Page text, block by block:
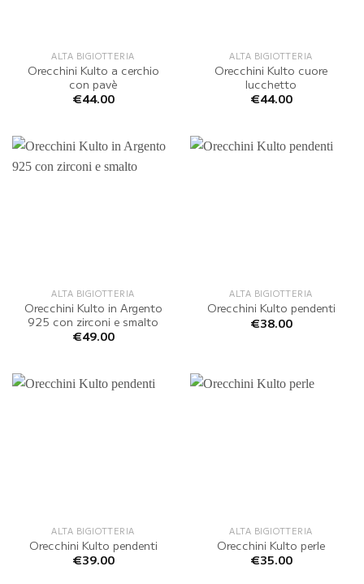
ALTA BIGIOTTERIA
Orecchini Kulto a cerchio
con pavè
€44.00
ALTA BIGIOTTERIA
Orecchini Kulto cuore
lucchetto
€44.00
ALTA BIGIOTTERIA
Orecchini Kulto in Argento
925 con zirconi e smalto
€49.00
ALTA BIGIOTTERIA
Orecchini Kulto pendenti
€38.00
ALTA BIGIOTTERIA
Orecchini Kulto pendenti
€39.00
ALTA BIGIOTTERIA
Orecchini Kulto perle
€35.00